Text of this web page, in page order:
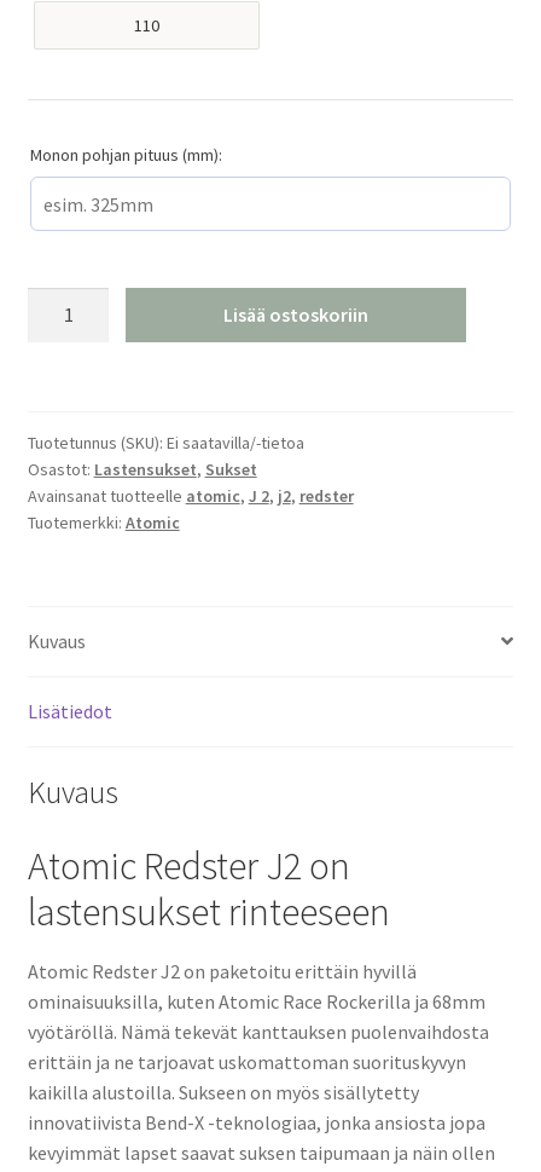
110
Monon pohjan pituus (mm):
määrä
Lisää ostoskoriin
Tuotetunnus (SKU): Ei saatavilla/-tietoa
Osastot: Lastensukset, Sukset
Avainsanat tuotteelle atomic, J 2, j2, redster
Tuotemerkki: Atomic
Kuvaus
Lisätiedot
Kuvaus
Atomic Redster J2 on
lastensukset rinteeseen
Atomic Redster J2 on paketoitu erittäin hyvillä
ominaisuuksilla, kuten Atomic Race Rockerilla ja 68mm
vyötäröllä. Nämä tekevät kanttauksen puolenvaihdosta
erittäin ja ne tarjoavat uskomattoman suorituskyvyn
kaikilla alustoilla. Sukseen on myös sisällytetty
innovatiivista Bend-X -teknologiaa, jonka ansiosta jopa
kevyimmät lapset saavat suksen taipumaan ja näin ollen